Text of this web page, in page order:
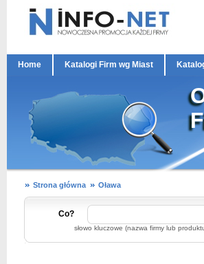
Home Katalogi Firm wg Miast
Strona główna Oława
Co?
słowo kluczowe (nazwa firmy lub